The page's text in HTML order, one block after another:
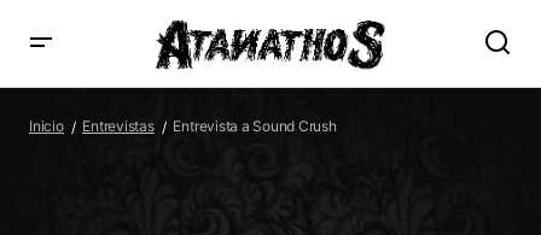
Inicio Entrevistas Entrevista a Sound Crush